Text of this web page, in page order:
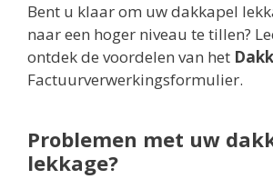
Bent u klaar om uw dakkapel
naar een hoger niveau te tillen?
ontdek de voordelen van het
Factuurverwerkingsformulier.
Problemen met uw
lekkage?